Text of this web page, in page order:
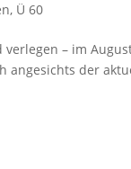
, Ü 60
– im
angesichts der